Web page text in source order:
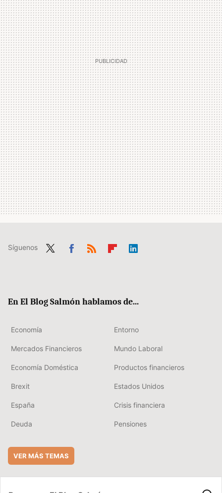
Síguenos
En El Blog Salmón hablamos de...
Economía Entorno
Mercados Financieros Mundo Laboral
Economía Doméstica Productos financieros
Brexit Estados Unidos
España Crisis financiera
Deuda Pensiones
VER MÁS TEMAS